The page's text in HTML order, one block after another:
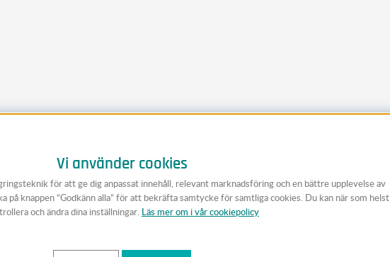
Vi använder cookies
för att ge dig anpassat innehåll, relevant marknadsföring och en bättre upplevelse av
på knappen “Godkänn alla” för att bekräfta samtycke för samtliga cookies. Du kan när som helst
och ändra dina inställningar. Läs mer om i vår cookiepolicy